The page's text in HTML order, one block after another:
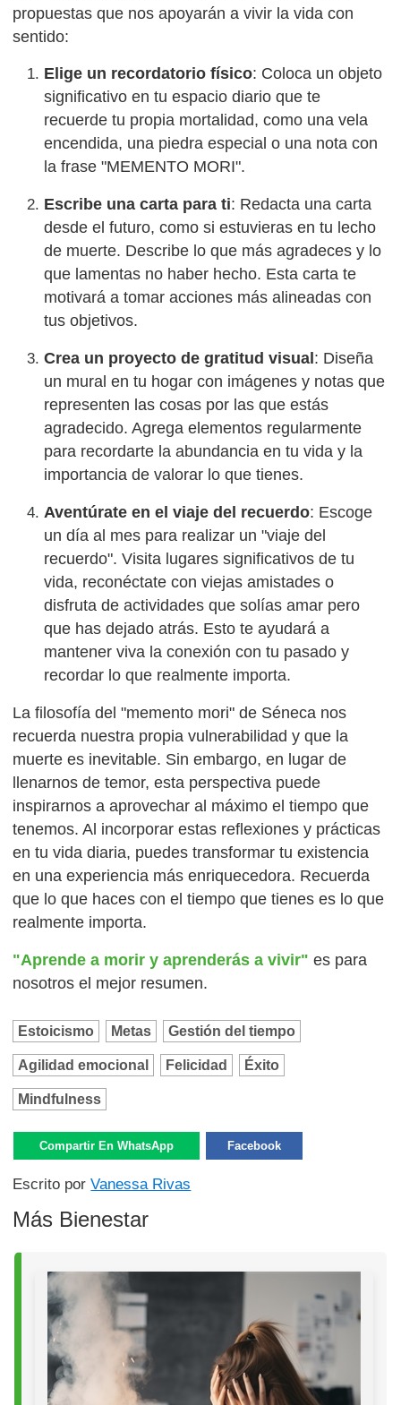
propuestas que nos apoyarán a vivir la vida con
sentido:
Elige un recordatorio físico: Coloca un objeto
significativo en tu espacio diario que te
recuerde tu propia mortalidad, como una vela
encendida, una piedra especial o una nota con
la frase "MEMENTO MORI".
Escribe una carta para ti: Redacta una carta
desde el futuro, como si estuvieras en tu lecho
de muerte. Describe lo que más agradeces y lo
que lamentas no haber hecho. Esta carta te
motivará a tomar acciones más alineadas con
tus objetivos.
Crea un proyecto de gratitud visual : Diseña
un mural en tu hogar con imágenes y notas que
representen las cosas por las que estás
agradecido. Agrega elementos regularmente
para recordarte la abundancia en tu vida y la
importancia de valorar lo que tienes.
Aventúrate en el viaje del recuerdo: Escoge
un día al mes para realizar un "viaje del
recuerdo". Visita lugares significativos de tu
vida, reconéctate con viejas amistades o
disfruta de actividades que solías amar pero
que has dejado atrás. Esto te ayudará a
mantener viva la conexión con tu pasado y
recordar lo que realmente importa.
La filosofía del "memento mori" de Séneca nos
recuerda nuestra propia vulnerabilidad y que la
muerte es inevitable. Sin embargo, en lugar de
llenarnos de temor, esta perspectiva puede
inspirarnos a aprovechar al máximo el tiempo que
tenemos. Al incorporar estas reflexiones y prácticas
en tu vida diaria, puedes transformar tu existencia
en una experiencia más enriquecedora. Recuerda
que lo que haces con el tiempo que tienes es lo que
realmente importa.
"Aprende a morir y aprenderás a vivir"es para
nosotros el mejor resumen.
Estoicismo Metas Gestión del tiempo
Agilidad emocional Felicidad Éxito
Mindfulness
Compartir En WhatsApp Facebook
Escrito porVanessa Rivas
Más Bienestar